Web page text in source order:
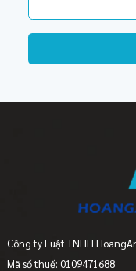
Công ty Luật TNHH
Mã số thuế: 0109471688